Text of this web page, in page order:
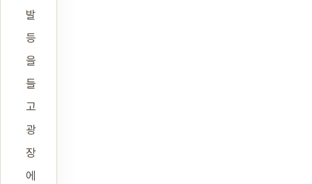
발
등
을
들
고
광
장
에